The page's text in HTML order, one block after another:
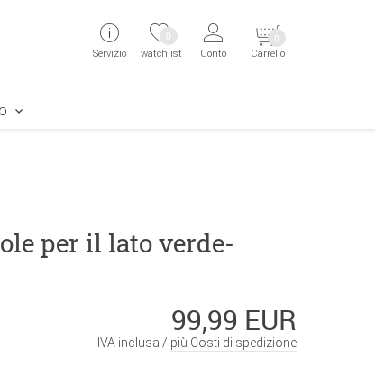
Servizio watchlist
0
Conto Carrello
0
per il lato verde-
99,99 EUR
IVA inclusa / più Costi di spedizione